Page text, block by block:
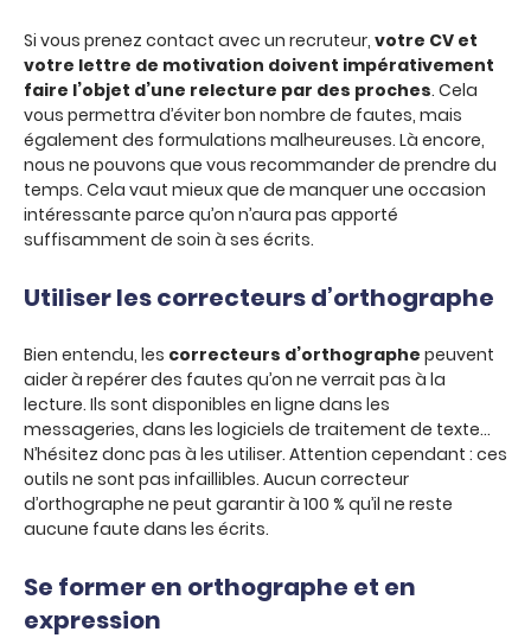
Si vous prenez contact avec un recruteur, votre CV et
votre lettre de motivation doivent impérativement
faire l’objet d’une relecture par des proches. Cela
vous permettra d’éviter bon nombre de fautes, mais
également des formulations malheureuses. Là encore,
nous ne pouvons que vous recommander de prendre du
temps. Cela vaut mieux que de manquer une occasion
intéressante parce qu’on n’aura pas apporté
suffisamment de soin à ses écrits.
Utiliser les correcteurs d’orthographe
Bien entendu, les correcteurs d’orthographe peuvent
aider à repérer des fautes qu’on ne verrait pas à la
lecture. Ils sont disponibles en ligne dans les
messageries, dans les logiciels de traitement de texte…
N’hésitez donc pas à les utiliser. Attention cependant : ces
outils ne sont pas infaillibles. Aucun correcteur
d’orthographe ne peut garantir à 100 % qu’il ne reste
aucune faute dans les écrits.
Se former en orthographe et en
expression